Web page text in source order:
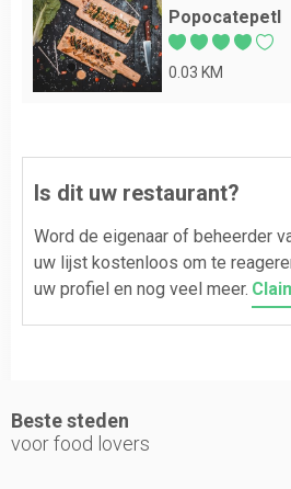
Popocatepetl
0.03 KM
Is dit uw restaurant?
Word de eigenaar of beheerder
uw lijst kostenloos om te
uw profiel en nog veel meer.
Beste steden
voor food lovers